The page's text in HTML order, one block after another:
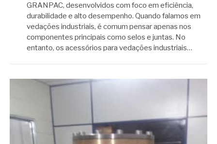
GRANPAC, desenvolvidos com foco em eficiência,
durabilidade e alto desempenho. Quando falamos em
vedações industriais, é comum pensar apenas nos
componentes principais como selos e juntas. No
entanto, os acessórios para vedações industriais…